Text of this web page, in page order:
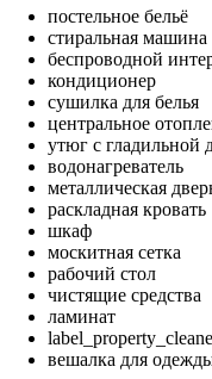
постельное бельё
стиральная машина
беспроводной
кондиционер
сушилка для белья
центральное
утюг с гладильной
водонагреватель
металлическая
раскладная кровать
шкаф
москитная сетка
рабочий стол
чистящие средства
ламинат
вешалка для